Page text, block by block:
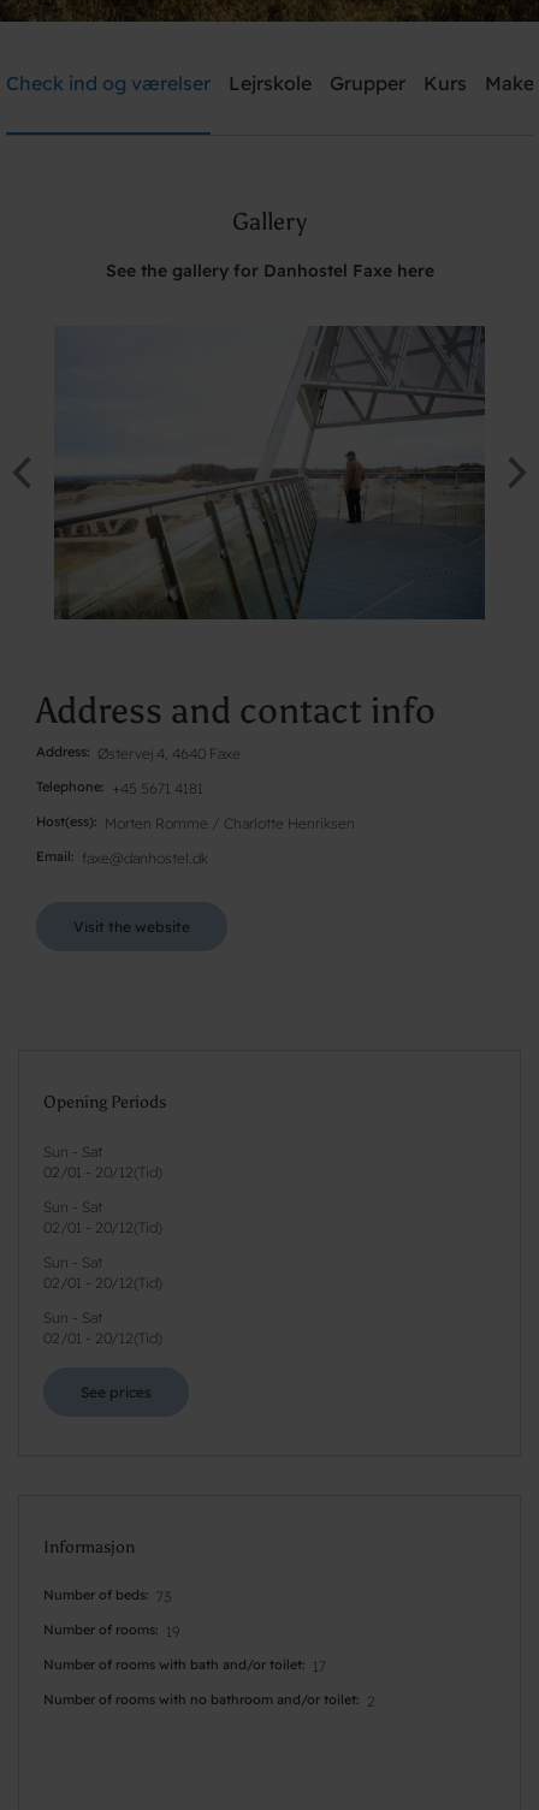
Need help? Ring:+45 5671 4181
Check ind og værelser Lejrskole Grupper Kurs
Gallery
See the gallery for Danhostel Faxe here
Address and contact info
Address Østervej 4, 4640 Faxe
Telephone +45 5671 4181
Host(ess) Morten Romme / Charlotte Henriksen
Email faxe@danhostel.dk
Visit the website
Opening Periods
Sun - Sat
02/01 - 20/12( Tid)
Sun - Sat
02/01 - 20/12( Tid)
Sun - Sat
02/01 - 20/12( Tid)
Sun - Sat
02/01 - 20/12( Tid)
See prices
Informasjon
Number of beds 73
Number of rooms 19
Number of rooms with bath and/or toilet 17
Number of rooms with no bathroom and/or toilet 2